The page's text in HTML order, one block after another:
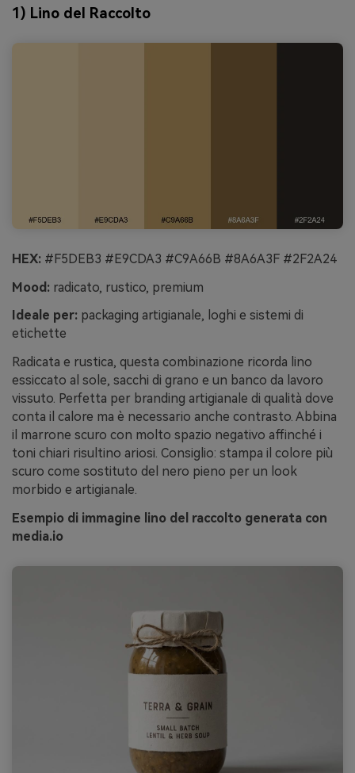
1) Lino del Raccolto
HEX: #F5DEB3 #E9CDA3 #C9A66B #8A6A3F #2F2A24
Mood: radicato, rustico, premium
Ideale per: packaging artigianale, loghi e sistemi di
etichette
Radicata e rustica, questa combinazione ricorda lino
essiccato al sole, sacchi di grano e un banco da lavoro
vissuto. Perfetta per branding artigianale di qualità dove
conta il calore ma è necessario anche contrasto. Abbina
il marrone scuro con molto spazio negativo affinché i
toni chiari risultino ariosi. Consiglio: stampa il colore più
scuro come sostituto del nero pieno per un look
morbido e artigianale.
Esempio di immagine lino del raccolto generata con
media.io